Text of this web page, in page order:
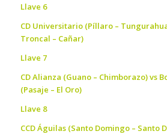
Llave 6
CD Universitario (Píllaro –
Troncal – Cañar)
Llave 7
CD Alianza (Guano – Chimborazo) vs
(Pasaje – El Oro)
Llave 8
CCD Águilas (Santo Domingo – Santo